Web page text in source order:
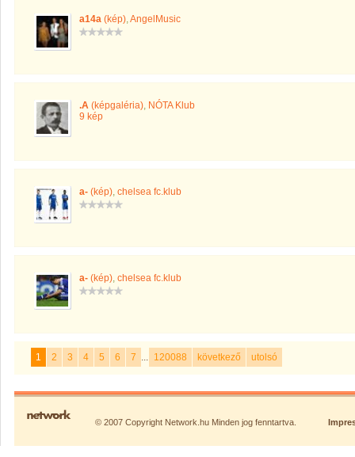
a14a (kép),AngelMusic
.A (képgaléria), NÓTA Klub
9 kép
a- (kép), chelsea fc.klub
a- (kép), chelsea fc.klub
1 2 3 4 5 6 7 ... 120088 következő utolsó
© 2007 Copyright Network.hu Minden jog fenntartva.